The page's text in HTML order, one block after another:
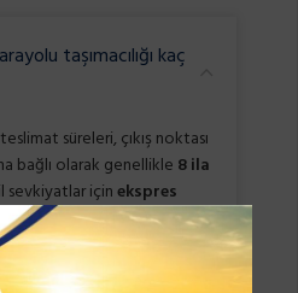
taşımacılığı kaç
süreleri, çıkış noktası
bağlı olarak genellikle 8 ila
sevkiyatlar içinekspres
sunmaktayız.